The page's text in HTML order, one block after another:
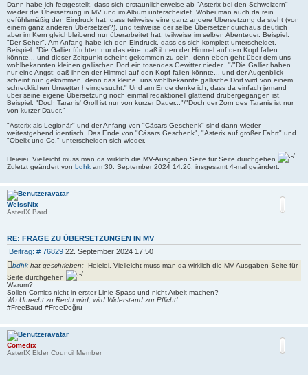
Dann habe ich festgestellt, dass sich erstaunlicherweise ab "Asterix bei den Schweizern"
wieder die Übersetzung in MV und im Album unterscheidet. Wobei man auch da rein
gefühlsmäßig den Eindruck hat, dass teilweise eine ganz andere Übersetzung da steht (von
einem ganz anderen Übersetzer?), und teilweise der selbe Übersetzer durchaus deutlich
aber im Kern gleichbleibend nur überarbeitet hat, teilweise im selben Abenteuer. Beispiel:
"Der Seher". Am Anfang habe ich den Eindruck, dass es sich komplett unterscheidet.
Beispiel: "Die Gallier fürchten nur das eine: daß ihnen der Himmel auf den Kopf fallen
könnte... und dieser Zeitpunkt scheint gekommen zu sein, denn eben geht über dem uns
wohlbekannten kleinen gallischen Dorf ein tosendes Gewitter nieder..."/"Die Gallier haben
nur eine Angst: daß ihnen der Himmel auf den Kopf fallen könnte... und der Augenblick
scheint nun gekommen, denn das kleine, uns wohlbekannte gallische Dorf wird von einem
schrecklichen Unwetter heimgesucht." Und am Ende denke ich, dass da einfach jemand
über seine eigene Übersetzung noch einmal redaktionell glättend drübergegangen ist.
Beispiel: "Doch Taranis' Groll ist nur von kurzer Dauer..."/"Doch der Zorn des Taranis ist nur
von kurzer Dauer."
"Asterix als Legionär" und der Anfang von "Cäsars Geschenk" sind dann wieder
weitestgehend identisch. Das Ende von "Cäsars Geschenk", "Asterix auf großer Fahrt" und
"Obelix und Co." unterscheiden sich wieder.
Heieiei. Vielleicht muss man da wirklich die MV-Ausgaben Seite für Seite durchgehen
Zuletzt geändert von bdhk am 30. September 2024 14:26, insgesamt 4-mal geändert.
WeissNix
AsterIX Bard
RE: FRAGE ZU ÜBERSETZUNGEN IN MV
Beitrag: # 76829B
e
i
t
r
a
g
22. September 2024 17:50
bdhk hat geschrieben: Heieiei. Vielleicht muss man da wirklich die MV-Ausgaben Seite für
Seite durchgehen
Warum?
Sollen Comics nicht in erster Linie Spass und nicht Arbeit machen?
Wo Unrecht zu Recht wird, wird Widerstand zur Pflicht!
#FreeBaud #FreeDoğru
Comedix
AsterIX Elder Council Member